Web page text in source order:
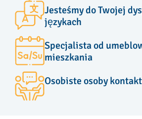
Jesteśmy do Twojej
językach
Specjalista od
mieszkania
Osobiste osoby